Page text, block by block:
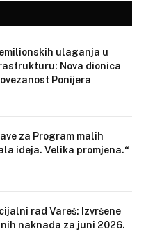
ulaganja u
Nova dionica
Ponijera
za Program malih
ideja. Velika promjena.“
rad Vareš: Izvršene
naknada za juni 2026.